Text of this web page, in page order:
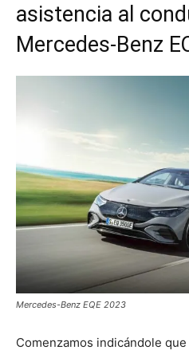
asistencia al
Mercedes-Benz
Mercedes-Benz EQE 2023
Comenzamos indicándole que